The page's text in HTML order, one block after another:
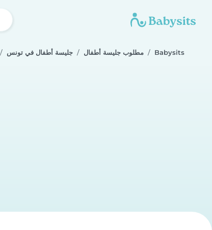
Babysits مطلوب جليسة أطفال جليسة أطفال في تونس